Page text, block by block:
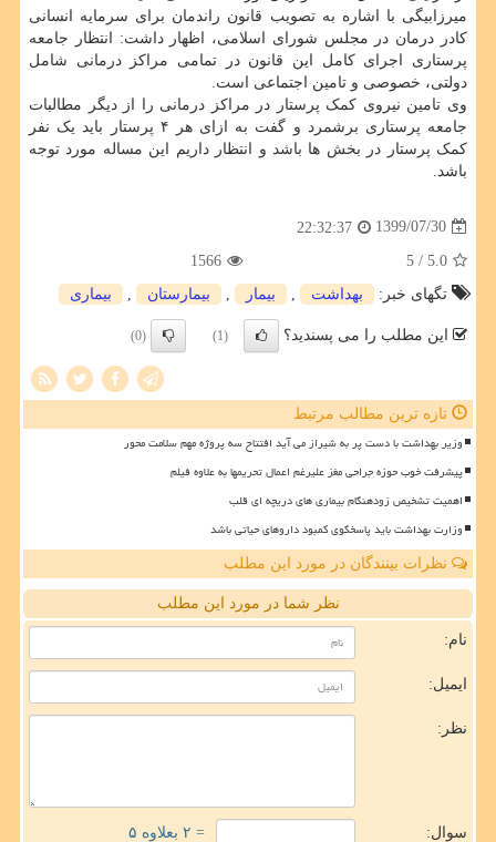
میرزابیگی با اشاره به تصویب قانون راندمان برای سرمایه انسانی
کادر درمان در مجلس شورای اسلامی، اظهار داشت: انتظار جامعه
پرستاری اجرای کامل این قانون در تمامی مراکز درمانی شامل
دولتی، خصوصی و تامین اجتماعی است.
وی تامین نیروی کمک پرستار در مراکز درمانی را از دیگر مطالبات
جامعه پرستاری برشمرد و گفت به ازای هر ۴ پرستار باید یک نفر
کمک پرستار در بخش ها باشد و انتظار داریم این مساله مورد توجه
باشد.
1399/07/30
22:32:37
5.0
/ 5
1566
تگهای خبر:
بهداشت بیمار بیمارستان بیماری
این مطلب را می پسندید؟ (1)
(0)
تازه ترین مطالب مرتبط
وزیر بهداشت با دست پر به شیراز می آید افتتاح سه پروژه مهم سلامت محور
پیشرفت خوب حوزه جراحی مغز علیرغم اعمال تحریمها به علاوه فیلم
اهمیت تشخیص زودهنگام بیماری های دریچه ای قلب
وزارت بهداشت باید پاسخگوی کمبود داروهای حیاتی باشد
نظرات بینندگان در مورد این مطلب
نظر شما در مورد این مطلب
نام:
ایمیل:
نظر:
سوال: = ۲ بعلاوه ۵